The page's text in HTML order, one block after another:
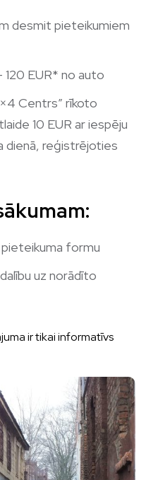
desmit pieteikumiem
120 EUR* no auto
Centrs” rīkoto
10 EUR ar iespēju
dienā, reģistrējoties
formu
uz norādīto
ir tikai informatīvs